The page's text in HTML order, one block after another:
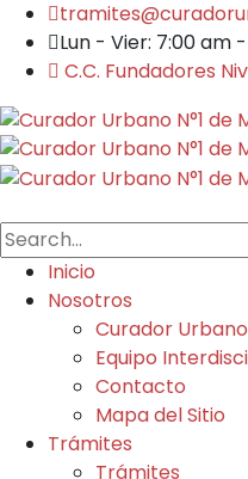
Lun - Vier: 7:00 am
C.C. Fundadores
Inicio
Nosotros
Curador Urbano
Equipo
Contacto
Mapa del Sitio
Trámites
Trámites